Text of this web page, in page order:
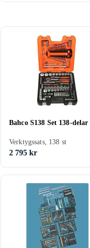
Bahco S138 Set 138-delar
Verktygssats, 138 st
2 795 kr